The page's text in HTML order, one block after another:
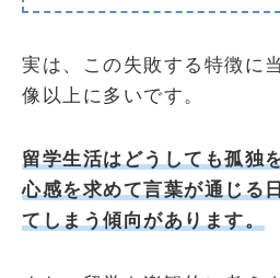
実は、この失敗する特徴に
像以上に多いです。
留学生活はどうしても孤独
心感を求めて言葉が通じる
てしまう傾向があります。